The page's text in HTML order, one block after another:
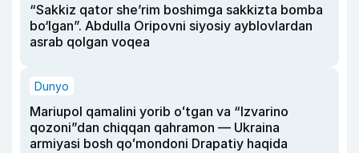
“Sakkiz qator she’rim boshimga sakkizta bomba
bo‘lgan”. Abdulla Oripovni siyosiy ayblovlardan
asrab qolgan voqea
Dunyo
Mariupol qamalini yorib oʻtgan va “Izvarino
qozoni”dan chiqqan qahramon — Ukraina
armiyasi bosh qoʻmondoni Drapatiy haqida